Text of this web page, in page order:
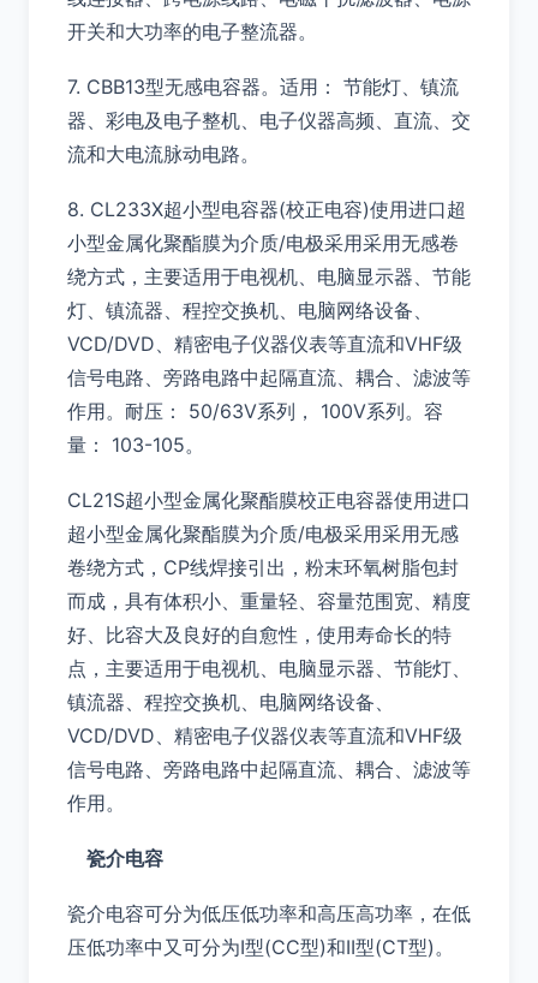
开关和大功率的电子整流器。
7. CBB13型无感电容器。适用： 节能灯、镇流
器、彩电及电子整机、电子仪器高频、直流、交
流和大电流脉动电路。
8. CL233X超小型电容器(校正电容)使用进口超
小型金属化聚酯膜为介质/电极采用采用无感卷
绕方式，主要适用于电视机、电脑显示器、节能
灯、镇流器、程控交换机、电脑网络设备、
VCD/DVD、精密电子仪器仪表等直流和VHF级
信号电路、旁路电路中起隔直流、耦合、滤波等
作用。耐压： 50/63V系列， 100V系列。容
量： 103-105。
CL21S超小型金属化聚酯膜校正电容器使用进口
超小型金属化聚酯膜为介质/电极采用采用无感
卷绕方式，CP线焊接引出，粉末环氧树脂包封
而成，具有体积小、重量轻、容量范围宽、精度
好、比容大及良好的自愈性，使用寿命长的特
点，主要适用于电视机、电脑显示器、节能灯、
镇流器、程控交换机、电脑网络设备、
VCD/DVD、精密电子仪器仪表等直流和VHF级
信号电路、旁路电路中起隔直流、耦合、滤波等
作用。
瓷介电容
瓷介电容可分为低压低功率和高压高功率，在低
压低功率中又可分为I型(CC型)和II型(CT型)。